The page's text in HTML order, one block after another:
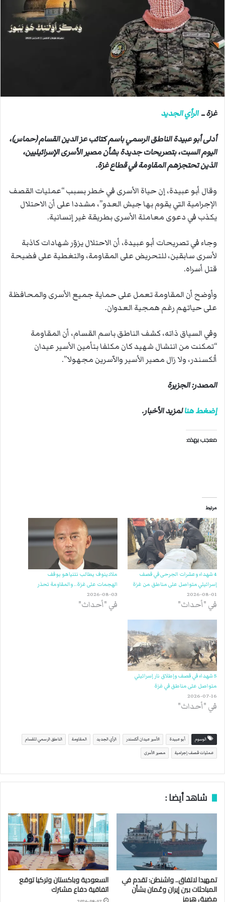
ر
ي
د
ا
إ
ل
ك
ت
غزة ــالرأي الجديد
أدلى أبو عبيدة الناطق الرسمي باسم كتائب عز الدين القسام (حماس)،
اليوم السبت، بتصريحات جديدة بشأن مصير الأسرى الإسرائيليين،
الذين تحتجزهم المقاومة في قطاع غزة.
وقال أبو عبيدة، إن حياة الأسرى في خطر بسبب “عمليات القصف
الإجرامية التي يقوم بها جيش العدو”، مشددا على أن الاحتلال
يكذب في دعوى معاملة الأسرى بطريقة غير إنسانية.
وجاء في تصريحات أبو عبيدة، أن الاحتلال يزوّر شهادات كاذبة
لأسرى سابقين، للتحريض على المقاومة، والتغطية على فضيحة
قتل أسراه.
وأوضح أن المقاومة تعمل على حماية جميع الأسرى والمحافظة
على حياتهم رغم همجية العدوان.
وفي السياق ذاته، كشف الناطق باسم القسام، أن المقاومة
“تمكنت من انتشال شهيد كان مكلفا بتأمين الأسير عيدان
ألكسندر، ولا زال مصير الأسير والآسرين مجهولا”.
المصدر: الجزيرة
إضغط هنالمزيد الأخبار.
معجب بهذه:
مرتبط
4 شهداء وعشرات الجرحى في قصف
إسرائيلي متواصل على مناطق من غزة
2026-08-01
في "أحداث"
ملادينوف يطالب نتنياهو بوقف
الهجمات على غزة.. والمقاومة تحذر
2026-08-03
في "أحداث"
5 شهداء في قصف وإطلاق نار إسرائيلي
متواصل على مناطق في غزة
2026-07-16
في "أحداث"
الوسوم أبو عبيدة الأسير عيدان ألكسندر الرأي الجديد المقاومة الناطق الرسمي للقسام
عمليات قصف إجرامية مصير الأسرى
شاهد أيضا :
تمهيدا لاتفاق.. واشنطن: تقدم في
المباحثات بين إيران وعُمان بشأن
مضيق هرمز
السعودية وباكستان وتركيا توقع
اتفاقية دفاع مشترك